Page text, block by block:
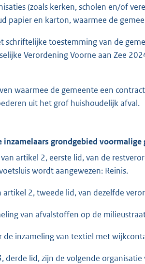
(zoals kerken, scholen en/of
papier en karton, waarmee de
schriftelijke toestemming van de
Verordening Voorne aan Zee
waarmee de gemeente een
uit het grof huishoudelijk afval.
grondgebied
artikel 2, eerste lid, van de
wordt aangewezen: Reinis.
artikel 2, tweede lid, van dezelfde
van afvalstoffen op de
de inzameling van textiel met
derde lid, zijn de volgende